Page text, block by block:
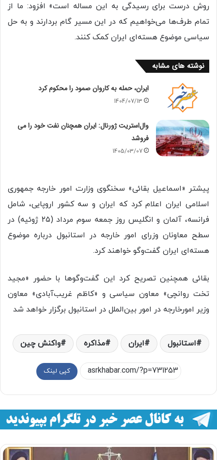
روش درست برای رسیدگی به این مساله است» افزود: ما از
تمام طرف‌ها می‌خواهیم که در این مسیر گام بردارند و به حل
سیاسی موضوع هسته‌ای ایران کمک کنند.
نوشته های مشابه
ایران، حمله به کاروان صمود را محکوم کرد
1404/07/13
وال‌استریت ژورنال: ایران همچنان نفت خود را می
فروشد
1405/03/07
پیشتر «اسماعیل بقائی» سخنگوی وزارت امور خارجه جمهوری
اسلامی ایران اعلام کرد که ایران و سه کشور اروپایی، شامل
فرانسه، آلمان و انگلیس روز جمعه سوم مرداد (۲۵ ژوئیه) در
سطح معاونان وزرای امور خارجه در استانبول درباره موضوع
هسته‌ای ایران گفت‌وگو خواهند کرد.
بقائی همچنین تصریح کرد این گفت‌وگوها با حضور «مجید
تخت روانچی» معاون سیاسی و «کاظم غریب‌آبادی» معاون
وزیر امورخارجه در امور بین‌الملل در استانبول برگزار خواهد شد
استانبول ایران مذاکره واکنش چین
کپی لینک